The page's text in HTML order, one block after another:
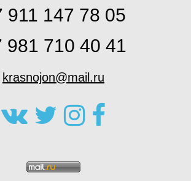
911 147 78 05
981 710 40 41
krasnojon@mail.ru